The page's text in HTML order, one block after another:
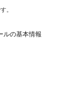
。
ルの基本情報